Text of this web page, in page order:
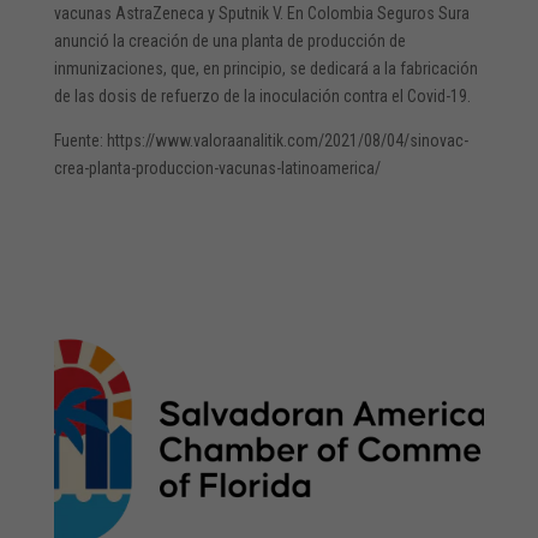
vacunas AstraZeneca y Sputnik V. En Colombia Seguros Sura
anunció la creación de una planta de producción de
inmunizaciones, que, en principio, se dedicará a la fabricación
de las dosis de refuerzo de la inoculación contra el Covid-19.
Fuente: https://www.valoraanalitik.com/2021/08/04/sinovac-
crea-planta-produccion-vacunas-latinoamerica/